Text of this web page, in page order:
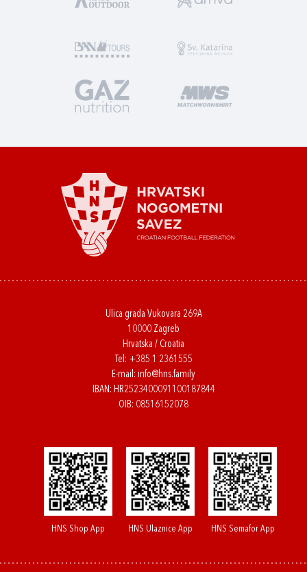
Ulica grada Vukovara 269A
10000 Zagreb
Hrvatska / Croatia
Tel: +385 1 2361555
E-mail: info@hns.family
IBAN: HR2523400091100187844
OIB: 08516152078
HNS Shop App HNS Ulaznice App HNS Semafor App